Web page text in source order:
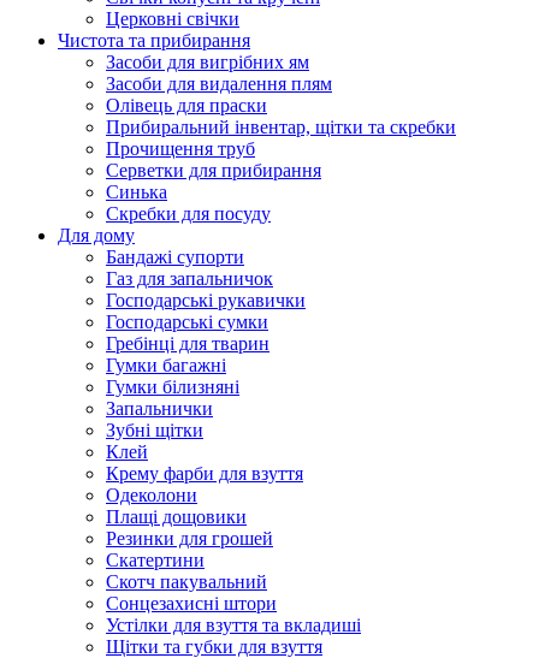
Церковні свічки
Чистота та прибирання
Засоби для вигрібних ям
Засоби для видалення плям
Олівець для праски
Прибиральний інвентар, щітки та скребки
Прочищення труб
Серветки для прибирання
Синька
Скребки для посуду
Для дому
Бандажі супорти
Газ для запальничок
Господарські рукавички
Господарські сумки
Гребінці для тварин
Гумки багажні
Гумки білизняні
Запальнички
Зубні щітки
Клей
Крему фарби для взуття
Одеколони
Плащі дощовики
Резинки для грошей
Скатертини
Скотч пакувальний
Сонцезахисні штори
Устілки для взуття та вкладиші
Щітки та губки для взуття